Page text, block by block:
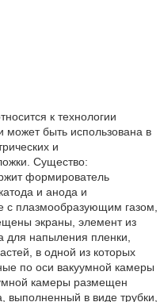
к технологии
может быть использована в
и
Существо:
формирователь
и анода и
с плазмообразующим газом,
экраны, элемент из
для напыления пленки,
в одной из которых
по оси вакуумной камеры
камеры размещен
выполненный в виде трубки,